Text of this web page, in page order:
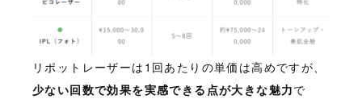
リポットレーザーは1回あたりの単価は高めですが、
少ない回数で効果を実感できる点が大きな魅力で